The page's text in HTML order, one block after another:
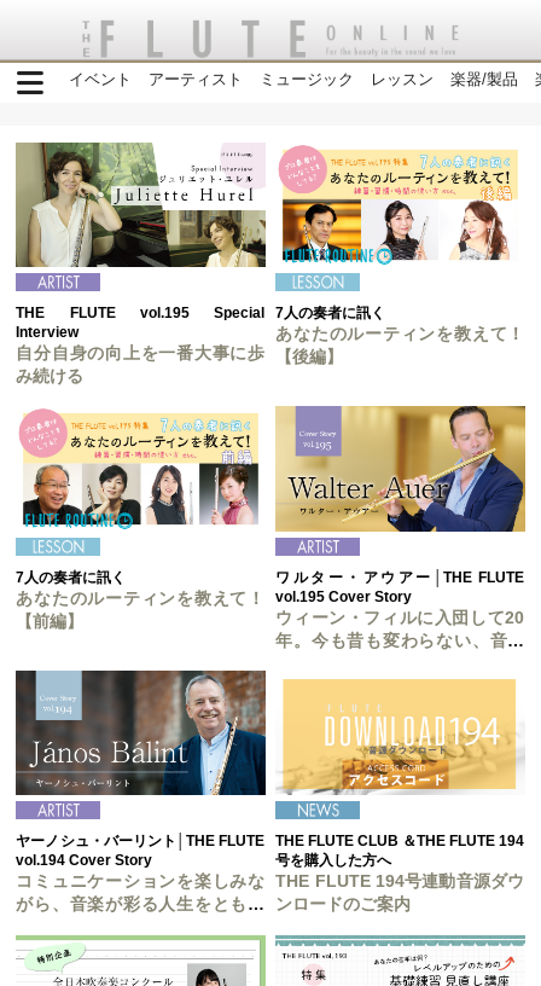
イベント アーティスト ミュージック レッスン 楽器/製品
THE FLUTE vol.195 Special
Interview
自分自身の向上を一番大事に歩
み続ける
7人の奏者に訊く
あなたのルーティンを教えて！
【後編】
7人の奏者に訊く
あなたのルーティンを教えて！
【前編】
ワルター・アウアー│THE FLUTE
vol.195 Cover Story
ウィーン・フィルに入団して20
年。今も昔も変わらない、音楽
ヤーノシュ・バーリント│THE FLUTE
vol.194 Cover Story
コミュニケーションを楽しみな
がら、音楽が彩る人生をともに
THE FLUTE CLUB ＆THE FLUTE 194
号を購入した方へ
THE FLUTE 194号連動音源ダウ
ンロードのご案内